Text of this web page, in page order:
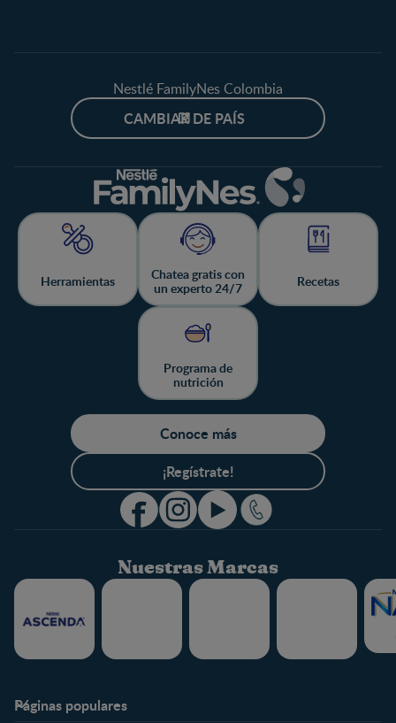
Nestlé FamilyNes Colombia
CAMBIAR DE PAÍS
Herramientas
Chatea gratis con
un experto 24/7
Recetas
Programa de
nutrición
Conoce más
¡Regístrate!
Nuestras Marcas
Páginas populares